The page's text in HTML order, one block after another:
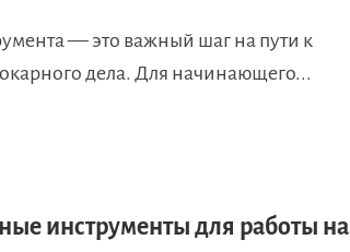
— это важный шаг на пути к
дела. Для начинающего...
инструменты для работы на